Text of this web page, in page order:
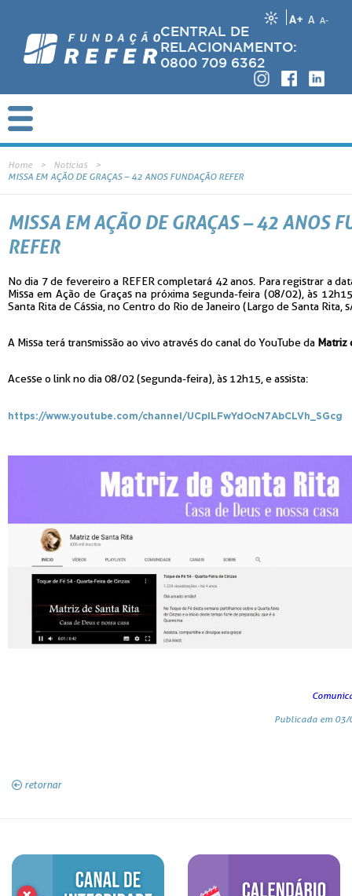
A+ A A-
CENTRAL DE
RELACIONAMENTO:
0800 709 6362
Home
Notícias
MISSA EM AÇÃO DE GRAÇAS – 42 ANOS FUNDAÇÃO REFER
MISSA EM AÇÃO DE GRAÇAS – 42 ANOS
REFER
No dia 7 de fevereiro a REFER completará 42 anos. Para registrar a
Missa em Ação de Graças na próxima segunda-feira (08/02), às
Santa Rita de Cássia, no Centro do Rio de Janeiro (Largo de Santa Rita,
A Missa terá transmissão ao vivo através do canal do YouTube da Matriz
Acesse o link no dia 08/02 (segunda-feira), às 12h15, e assista:
https://www.youtube.com/channel/UCplLFwYdOcN7AbCLVh_SGcg
Publicada em
retornar